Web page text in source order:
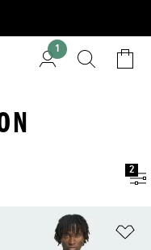
1
2
listy życzeń